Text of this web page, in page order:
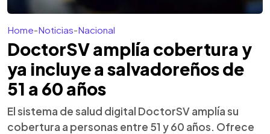
Home-Noticias-Nacional
DoctorSV amplía cobertura y
ya incluye a salvadoreños de
51 a 60 años
El sistema de salud digital DoctorSV amplía su
cobertura a personas entre 51 y 60 años. Ofrece